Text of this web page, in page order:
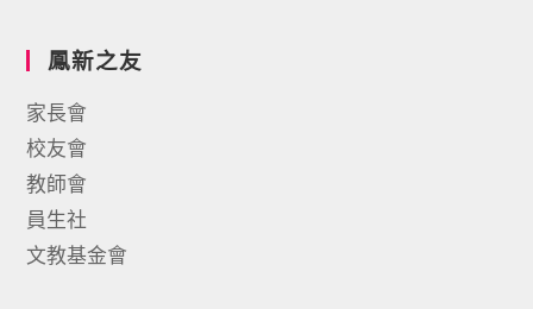
鳳新之友
家長會
校友會
教師會
員生社
文教基金會